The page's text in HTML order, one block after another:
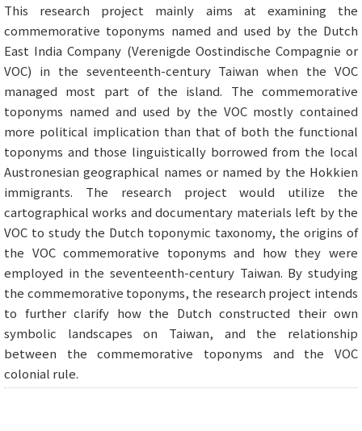
This research project mainly aims at examining the
commemorative toponyms named and used by the Dutch
East India Company (Verenigde Oostindische Compagnie or
VOC) in the seventeenth-century Taiwan when the VOC
managed most part of the island. The commemorative
toponyms named and used by the VOC mostly contained
more political implication than that of both the functional
toponyms and those linguistically borrowed from the local
Austronesian geographical names or named by the Hokkien
immigrants. The research project would utilize the
cartographical works and documentary materials left by the
VOC to study the Dutch toponymic taxonomy, the origins of
the VOC commemorative toponyms and how they were
employed in the seventeenth-century Taiwan. By studying
the commemorative toponyms, the research project intends
to further clarify how the Dutch constructed their own
symbolic landscapes on Taiwan, and the relationship
between the commemorative toponyms and the VOC
colonial rule.